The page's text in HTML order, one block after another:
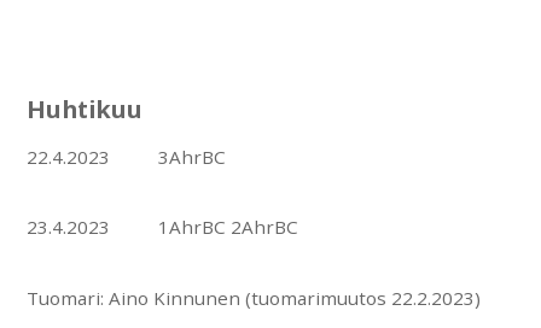
Huhtikuu
22.4.2023 3AhrBC
23.4.2023 1AhrBC 2AhrBC
Tuomari: Aino Kinnunen (tuomarimuutos 22.2.2023)